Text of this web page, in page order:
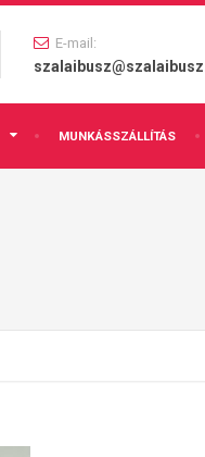
MUNKÁSSZÁLLÍTÁS
E-mail: